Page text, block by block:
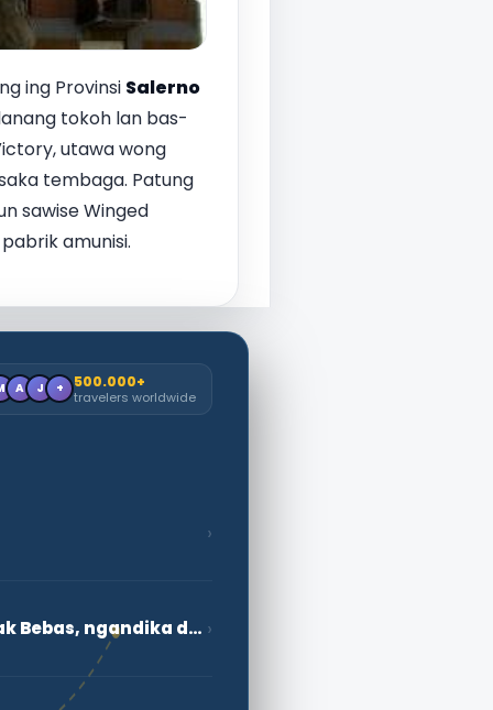
ing Provinsi Salerno
tokoh lan bas-
utawa wong
tembaga. Patung
sawise Winged
amunisi.
A J + 500.000+
travelers worldwide
›
Monumèn darmabakti kanggo sahid sing dibangkitake saka ingatase hak Bebas, ngandika dening salernitans uga patung ›